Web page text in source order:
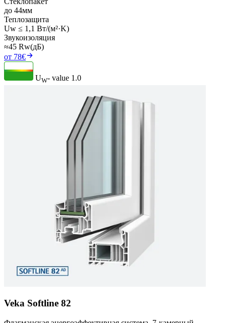
до 44мм
Теплозащита
Uw ≤ 1,1 Вт/(м²·K)
Звукоизоляция
≈45 Rw(дБ)
от 78€
UW- value 1.0
Veka Softline 82